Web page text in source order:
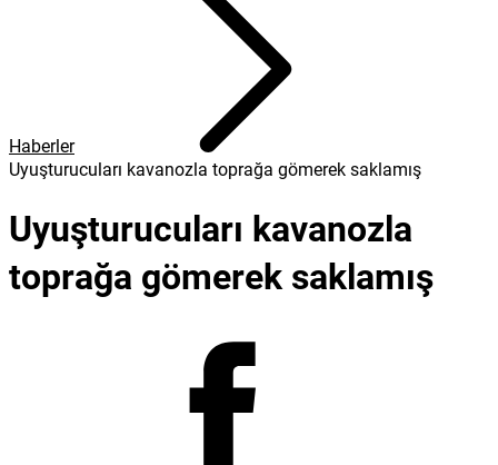
Haberler
Uyuşturucuları kavanozla toprağa gömerek saklamış
Uyuşturucuları kavanozla
toprağa gömerek saklamış